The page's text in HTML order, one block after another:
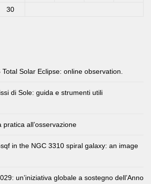
30
Solar Eclipse: online observation.
di Sole: guida e strumenti utili
all’osservazione
in the NGC 3310 spiral galaxy: an image
un’iniziativa globale a sostegno dell’Anno